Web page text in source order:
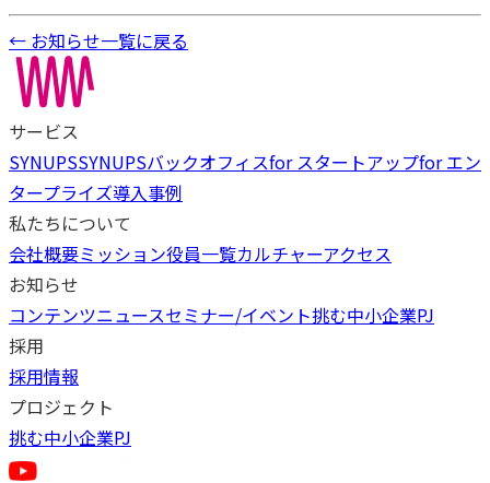
← お知らせ一覧に戻る
サービス
SYNUPSSYNUPSバックオフィスfor スタートアップfor エン
タープライズ導入事例
私たちについて
会社概要ミッション役員一覧カルチャーアクセス
お知らせ
コンテンツニュースセミナー/イベント挑む中小企業PJ
採用
採用情報
プロジェクト
挑む中小企業PJ